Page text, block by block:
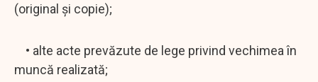
(original și copie);
• alte acte prevăzute de lege privind vechimea în
muncă realizată;